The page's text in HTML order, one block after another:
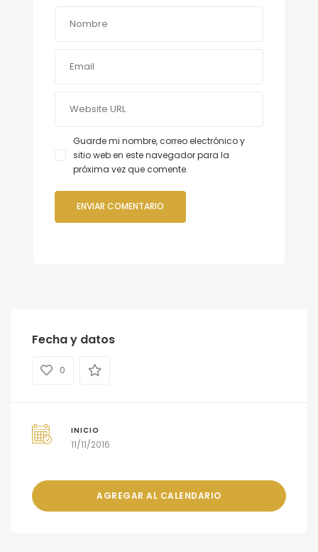
Guarde mi nombre, correo electrónico y
sitio web en este navegador para la
próxima vez que comente.
Fecha y datos
0
INICIO
11/11/2016
AGREGAR AL CALENDARIO